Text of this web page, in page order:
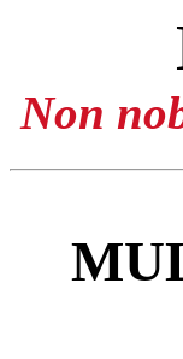
Non